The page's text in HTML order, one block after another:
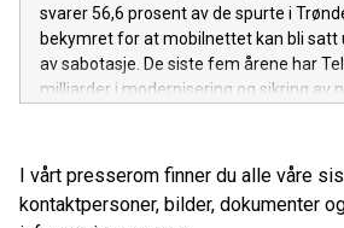
svarer 56,6 prosent av de spurte i
bekymret for at mobilnettet kan bli
av sabotasje. De siste fem årene har
milliarder i modernisering og sikring av
I vårt presserom finner du alle våre
kontaktpersoner, bilder, dokumenter